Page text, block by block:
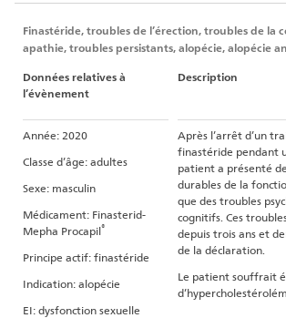
Finastéride, troubles de l’érection, troubles de la
apathie, troubles persistants, alopécie, alopécie
Données relatives à
l’évènement
Description
Année: 2020
Classe d’âge: adultes
Sexe: masculin
Médicament: Finasterid-
Mepha Procapil®
Principe actif: finastéride
Indication: alopécie
EI: dysfonction sexuelle
Après l’arrêt d’un
finastéride pendant
patient a présenté
durables de la
que des troubles
cognitifs. Ces
depuis trois ans et
de la déclaration.
Le patient souffrait